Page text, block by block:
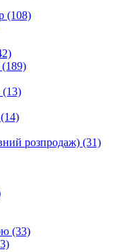
(108)
(189)
(13)
(14)
розпродаж) (31)
(33)